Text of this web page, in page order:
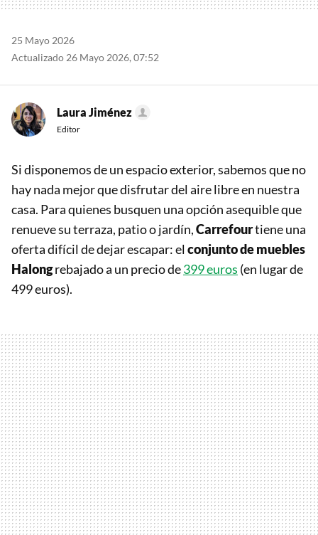
25 Mayo 2026
Actualizado 26 Mayo 2026, 07:52
Laura Jiménez
Editor
Si disponemos de un espacio exterior, sabemos que no
hay nada mejor que disfrutar del aire libre en nuestra
casa. Para quienes busquen una opción asequible que
renueve su terraza, patio o jardín,Carrefourtiene una
oferta difícil de dejar escapar: el conjunto de muebles
Halongrebajado a un precio de399 euros (en lugar de
499 euros).